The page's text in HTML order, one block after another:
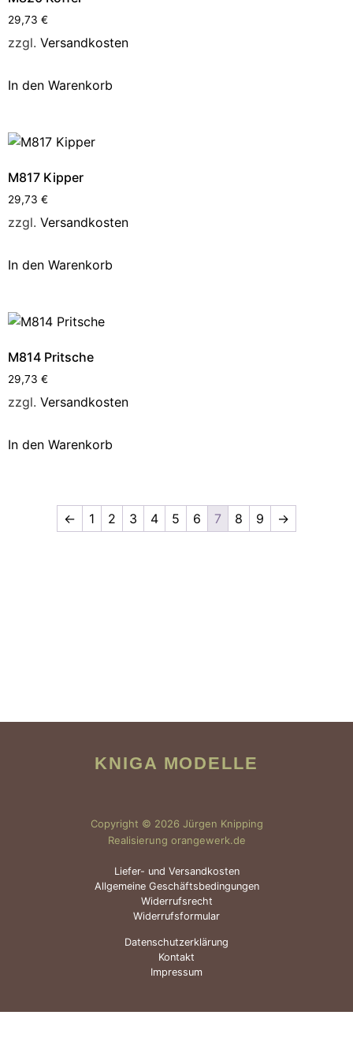
29,73 €
zzgl. Versandkosten
In den Warenkorb
M817 Kipper
29,73 €
zzgl. Versandkosten
In den Warenkorb
M814 Pritsche
29,73 €
zzgl. Versandkosten
In den Warenkorb
← 1 2 3 4 5 6 7 8 9 →
KNIGA MODELLE
Copyright © 2026 Jürgen Knipping
Realisierung orangewerk.de
Liefer- und Versandkosten
Allgemeine Geschäftsbedingungen
Widerrufsrecht
Widerrufsformular
Datenschutzerklärung
Kontakt
Impressum